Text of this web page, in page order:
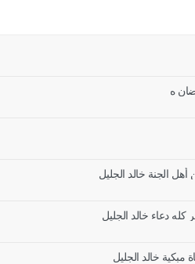
ه
الجنة خالد الجليل
كله دعاء خالد الجليل
مبكية خالد الجليل